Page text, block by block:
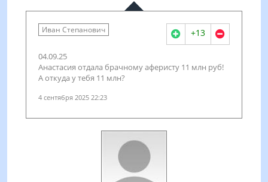
Иван Степанович +13
04.09.25
Анастасия отдала брачному аферисту 11 млн руб!
А откуда у тебя 11 млн?
4 сентября 2025 22:23